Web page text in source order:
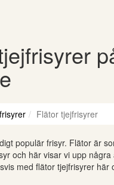
Flätor tjejfrisyrer
populär frisyr. Flätor är
och här visar vi upp några
med flätor tjejfrisyrer här